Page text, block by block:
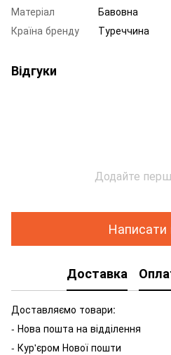
Матеріал
Бавовна
Країна бренду
Туреччина
Відгуки
Додайте
Написати
Доставка
Доставляємо товари:
- Нова пошта на відділення
- Кур'єром Нової пошти